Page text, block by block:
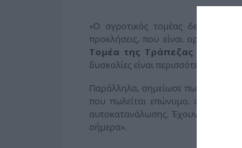
«Ο αγροτικός τομέας δεν είναι
προκλήσεις, που είναι
Τομέα της Τράπεζας Πειραιώς
δυσκολίες είναι περισσότερες,
Παράλληλα, σημείωσε πως «τα
που πωλείται επώνυμο,
αυτοκατανάλωσης. Έχουν
σήμερα».